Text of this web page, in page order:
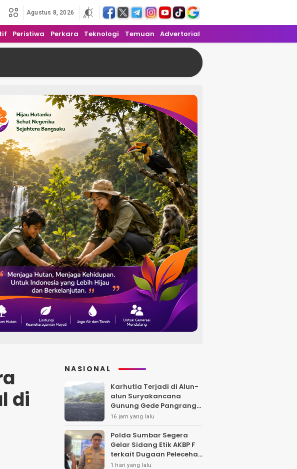
Agustus 8, 2026
Peristiwa Perkara Teknologi Temuan Advertorial
di
NASIONAL
Karhutla Terjadi di Alun-
alun Suryakancana
Gunung Gede Pangrango,
Api Berhasil Dipadamka
16 jam yang lalu
Polda Sumbar Segera
Gelar Sidang Etik AKBP F
terkait Dugaan Pelecehan
Polwan
1 hari yang lalu